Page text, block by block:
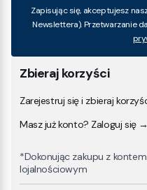
Zbieraj korzyści
Zarejestruj się i zbieraj
Masz już konto? Zaloguj się →
*Dokonując zakupu z
lojalnościowym
Zapisując się, akceptujesz
Newslettera). Przetwarzanie